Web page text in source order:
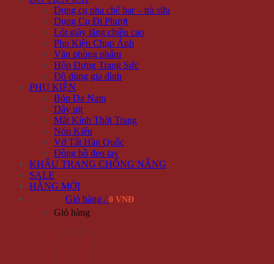
Dụng cụ pha chế bar – trà sữa
Dụng Cụ Đi Phượt
Lót giày tăng chiều cao
Phụ Kiện Chụp Ảnh
Văn phòng phẩm
Hộp Đựng Trang Sức
Đồ dùng gia đình
PHỤ KIỆN
Bóp Da Nam
Dây nịt
Mắt Kính Thời Trang
Nón Kiểu
Vớ Tất Hàn Quốc
Đồng hồ đeo tay
KHẨU TRANG CHỐNG NẮNG
SALE
HÀNG MỚI
Giỏ hàng / 0 VNĐ
Giỏ hàng